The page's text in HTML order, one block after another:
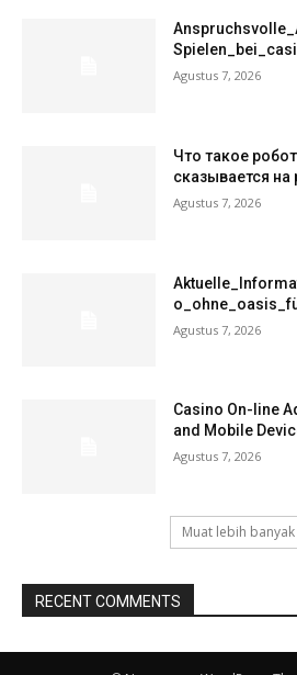
Agustus 7, 2026
Что такое
сказывается на
Agustus 7, 2026
Agustus 7, 2026
Casino On-line
and Mobile
Agustus 7, 2026
Muat lebih banyak
RECENT COMMENTS